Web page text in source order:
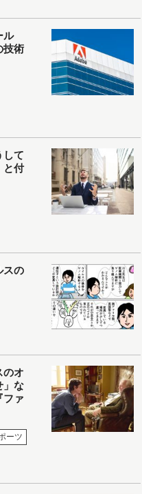
ル
技術
して
と付
スの
のオ
」な
ァ
ーツ